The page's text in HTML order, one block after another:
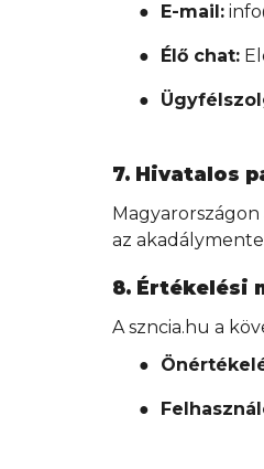
● E-mail:
● Élő chat:
●
7. Hivatalos
az
8. Értékelési
A szncia.hu a
●
●